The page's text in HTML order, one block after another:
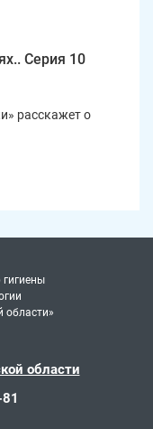
Серия 10
расскажет о
области»
области